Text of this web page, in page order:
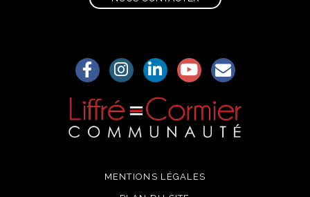
Lien vers le compte Facebook
Lien vers le compte Instagram
Lien vers le compte Linkedin
Lien vers la chaîne
S'aWonner à
MENTIONS LÉGALES